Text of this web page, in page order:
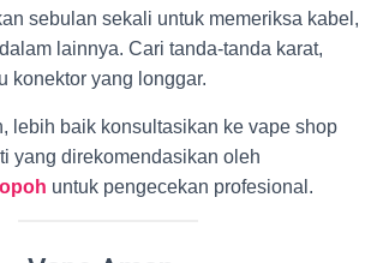
sebulan sekali untuk memeriksa kabel,
lainnya. Cari tanda-tanda karat,
konektor yang longgar.
lebih baik konsultasikan ke vape shop
yang direkomendasikan oleh
untuk pengecekan profesional.